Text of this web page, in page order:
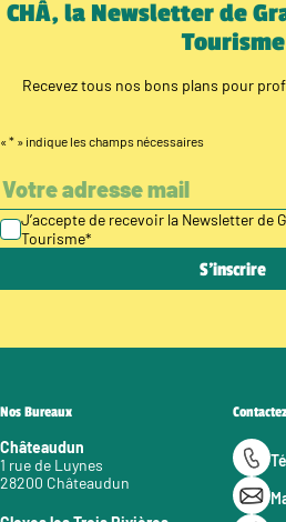
CHÂ, la Newsletter de
Tourisme
Recevez tous nos bons plans pour
« * » indique les champs nécessaires
J’accepte de recevoir la Newsletter de
Tourisme*
Nos Bureaux
Châteaudun
1 rue de Luynes
28200 Châteaudun